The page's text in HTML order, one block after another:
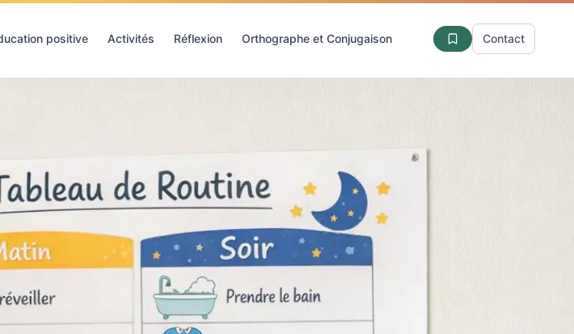
positive Activités Réflexion Orthographe et Conjugaison Contact